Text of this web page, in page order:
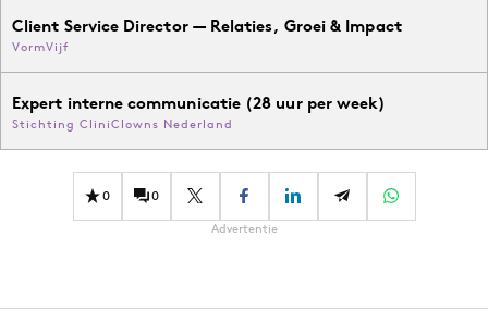
Client Service Director — Relaties, Groei & Impact
VormVijf
Expert interne communicatie (28 uur per week)
Stichting CliniClowns Nederland
0 0
Advertentie